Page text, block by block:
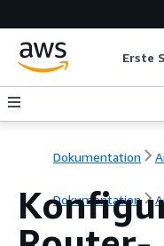
Erste
Dokumentation
Dokumentation